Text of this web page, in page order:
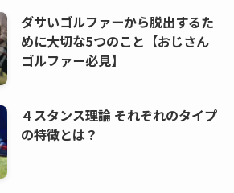
ダサいゴルファーから脱出するた
めに大切な5つのこと【おじさん
ゴルファー必見】
４スタンス理論 それぞれのタイプ
の特徴とは？